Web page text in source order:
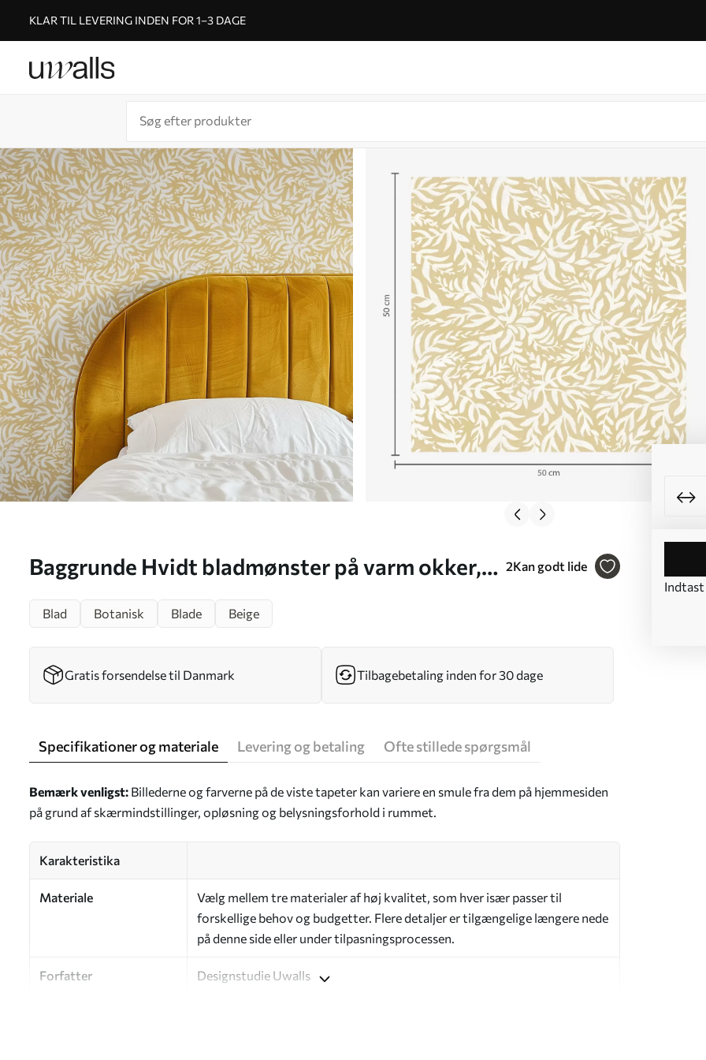
KLAR TIL LEVERING INDEN FOR 1–3 DAGE
Baggrunde Hvidt bladmønster på varm okker,
2Kan godt lide
Indtast
Blad
Botanisk Blade Beige
Gratis forsendelse til Danmark Tilbagebetaling inden for 30 dage
Specifikationer og materiale Levering og betaling Ofte stillede spørgsmål
Bemærk venligst: Billederne og farverne på de viste tapeter kan variere en smule fra dem på hjemmesiden
på grund af skærmindstillinger, opløsning og belysningsforhold i rummet.
Karakteristika
Materiale
Vælg mellem tre materialer af høj kvalitet, som hver især passer til
forskellige behov og budgetter. Flere detaljer er tilgængelige længere nede
på denne side eller under tilpasningsprocessen.
Forfatter Designstudie Uwalls